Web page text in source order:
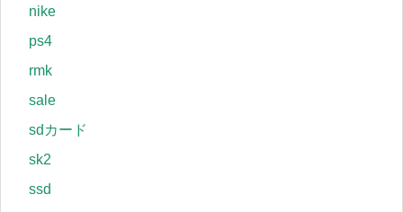
nike
ps4
rmk
sale
sdカード
sk2
ssd